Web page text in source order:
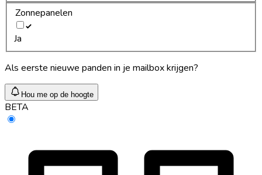
Zonnepanelen
Ja
Als eerste nieuwe panden in je mailbox krijgen?
Hou me op de hoogte
BETA